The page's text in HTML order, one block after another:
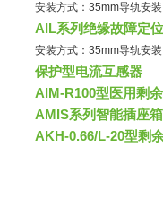
安装方式：35mm导轨安装
AIL系列绝缘故障定
安装方式：35mm导轨安装
保护型电流互感器
AIM-R100型医用剩
AMIS系列智能插座箱
AKH-0.66/L-20型剩